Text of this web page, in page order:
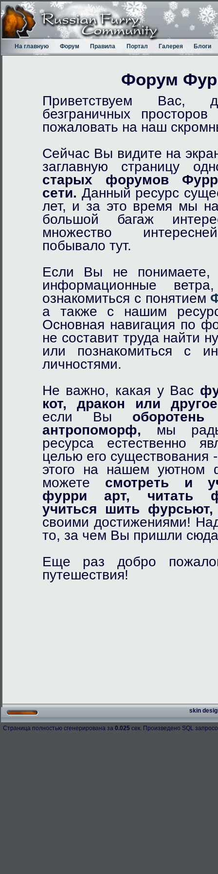
На главную Форум Правила Портал Галерея Блоги
Форум
Приветствуем Вас,
безграничных
пожаловать на наш
Сейчас Вы видите на
заглавную страницу
старых форумов
сети. Данный ресурс
лет, и за это время мы
большой багаж
множество
побывало тут.
Если Вы не понимаете,
информационные
ознакомиться с понятием
а также с нашим
Основная навигация по
не составит труда найти
или познакомиться с
личностями.
Не важно, какая у Вас
кот,
дракон
или
если Вы оборотень
антропоморф, мы
ресурса естественно
целью его существования
этого на нашем
можете смотреть и
фурри арт,
читать
учиться шить фурсьют,
своими достижениями!
то, за чем Вы пришли
Еще раз добро
путешествия!
skin
Страница полностью сгенерирована за 0.025 сек. Произведено SQL